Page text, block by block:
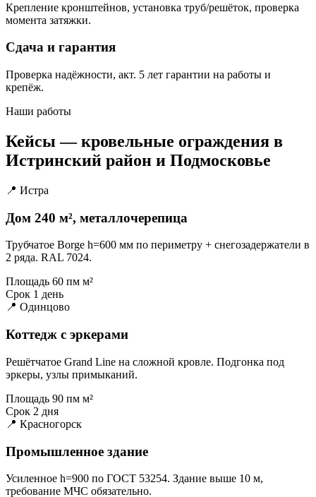
Крепление кронштейнов, установка труб/решёток, проверка
момента затяжки.
Сдача и гарантия
Проверка надёжности, акт. 5 лет гарантии на работы и
крепёж.
Наши работы
Кейсы — кровельные ограждения в
Истринский район и Подмосковье
📍 Истра
Дом 240 м², металлочерепица
Трубчатое Borge h=600 мм по периметру + снегозадержатели в
2 ряда. RAL 7024.
Площадь 60 пм м²
Срок 1 день
📍 Одинцово
Коттедж с эркерами
Решётчатое Grand Line на сложной кровле. Подгонка под
эркеры, узлы примыканий.
Площадь 90 пм м²
Срок 2 дня
📍 Красногорск
Промышленное здание
Усиленное h=900 по ГОСТ 53254. Здание выше 10 м,
требование МЧС обязательно.